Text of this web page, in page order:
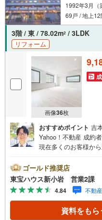
ご案内・詳細な資料のご請求はお
お電話でのお問い合わせも常時受
お気軽にお問い合わせください。
1992年3月（
69戸 / 地上12
3階 / 東 / 78.02m2 / 3LDK
リフォーム
画像36枚
おすすめポイント 吉
Yahoo！不動産 成約
現在多くのお客様か
見学OK■営業時間内
スムーズです。ご自
等、お気軽にご相談
リット」 （1）【業
で断られた」「借入
遇金利と各種手数料
ゴールド推奨店
東宝ハウス新小岩 営業2課
4.84 不動
資料をもら